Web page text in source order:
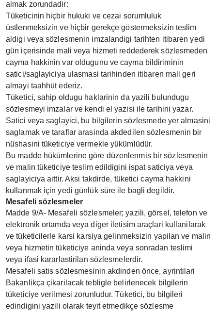
almak zorundadir:
Tüketicinin hiçbir hukuki ve cezai sorumluluk
üstlenmeksizin ve hiçbir gerekçe göstermeksizin teslim
aldigi veya sözlesmenin imzalandigi tarihten itibaren yedi
gün içerisinde mali veya hizmeti reddederek sözlesmeden
cayma hakkinin var oldugunu ve cayma bildiriminin
satici/saglayiciya ulasmasi tarihinden itibaren mali geri
almayi taahhüt ederiz.
Tüketici, sahip oldugu haklarinin da yazili bulundugu
sözlesmeyi imzalar ve kendi el yazisi ile tarihini yazar.
Satici veya saglayici, bu bilgilerin sözlesmede yer almasini
saglamak ve taraflar arasinda akdedilen sözlesmenin bir
nüshasini tüketiciye vermekle yükümlüdür.
Bu madde hükümlerine göre düzenlenmis bir sözlesmenin
ve malin tüketiciye teslim edildigini ispat saticiya veya
saglayiciya aittir. Aksi takdirde, tüketici cayma hakkini
kullanmak için yedi günlük süre ile bagli degildir.
Mesafeli sözlesmeler
Madde 9/A- Mesafeli sözlesmeler; yazili, görsel, telefon ve
elektronik ortamda veya diger iletisim araçlari kullanilarak
ve tüketicilerle karsi karsiya gelinmeksizin yapilan ve malin
veya hizmetin tüketiciye aninda veya sonradan teslimi
veya ifasi kararlastirilan sözlesmelerdir.
Mesafeli satis sözlesmesinin akdinden önce, ayrintilari
Bakanlikça çikarilacak tebligle belirlenecek bilgilerin
tüketiciye verilmesi zorunludur. Tüketici, bu bilgileri
edindigini yazili olarak teyit etmedikçe sözlesme